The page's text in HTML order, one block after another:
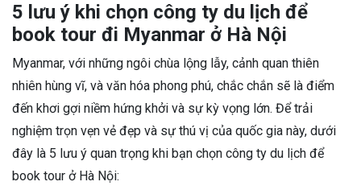
5 lưu ý khi chọn công ty du lịch để
book tour đi Myanmar ở Hà Nội
Myanmar, với những ngôi chùa lộng lẫy, cảnh quan thiên
nhiên hùng vĩ, và văn hóa phong phú, chắc chắn sẽ là điểm
đến khơi gợi niềm hứng khởi và sự kỳ vọng lớn. Để trải
nghiệm trọn vẹn vẻ đẹp và sự thú vị của quốc gia này, dưới
đây là 5 lưu ý quan trọng khi bạn chọn công ty du lịch để
book tour ở Hà Nội: